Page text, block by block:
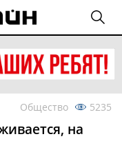
Общество 5235
на